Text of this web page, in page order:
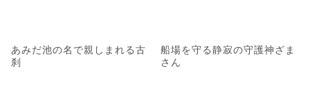
あみだ池の名で親しまれる古
刹
船場を守る静寂の守護神ざま
さん